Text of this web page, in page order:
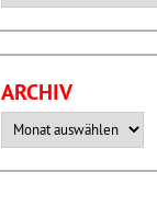
ARCHIV
Archiv